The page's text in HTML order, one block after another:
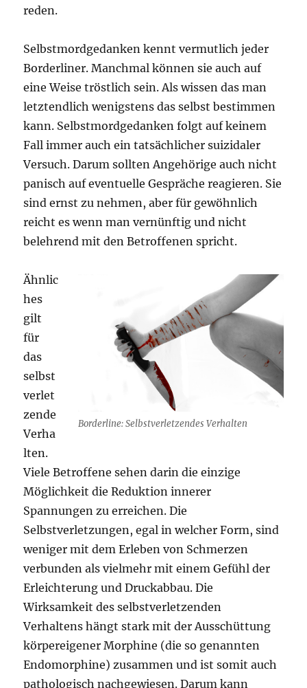
reden.
Selbstmordgedanken kennt vermutlich jeder
Borderliner. Manchmal können sie auch auf
eine Weise tröstlich sein. Als wissen das man
letztendlich wenigstens das selbst bestimmen
kann. Selbstmordgedanken folgt auf keinem
Fall immer auch ein tatsächlicher suizidaler
Versuch. Darum sollten Angehörige auch nicht
panisch auf eventuelle Gespräche reagieren. Sie
sind ernst zu nehmen, aber für gewöhnlich
reicht es wenn man vernünftig und nicht
belehrend mit den Betroffenen spricht.
Borderline: Selbstverletzendes Verhalten
Ähnlic
hes
gilt
für
das
selbst
verlet
zende
Verha
lten.
Viele Betroffene sehen darin die einzige
Möglichkeit die Reduktion innerer
Spannungen zu erreichen. Die
Selbstverletzungen, egal in welcher Form, sind
weniger mit dem Erleben von Schmerzen
verbunden als vielmehr mit einem Gefühl der
Erleichterung und Druckabbau. Die
Wirksamkeit des selbstverletzenden
Verhaltens hängt stark mit der Ausschüttung
körpereigener Morphine (die so genannten
Endomorphine) zusammen und ist somit auch
pathologisch nachgewiesen. Darum kann